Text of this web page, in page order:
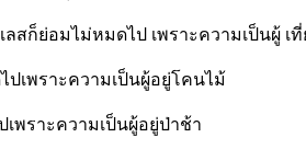
สก็ย่อมไม่หมดไป เพราะความเป็นผู้ เ
เพราะความเป็นผู้อยู่โคนไม้
พราะความเป็นผู้อยู่ป่าช้า